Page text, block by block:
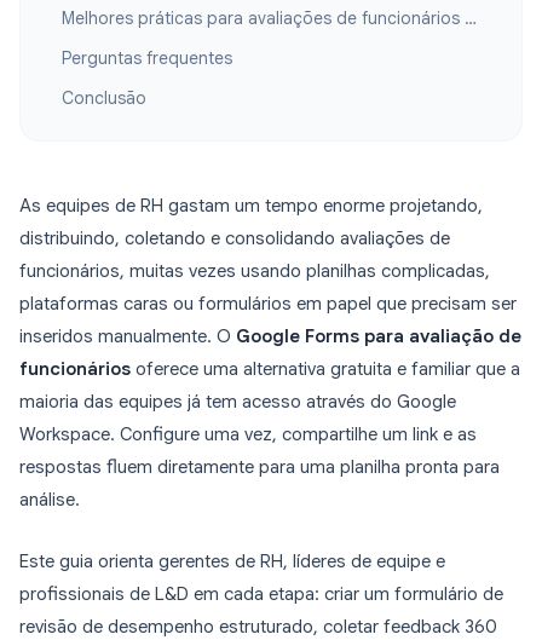
Melhores práticas para avaliações de funcionários no Google Forms
Perguntas frequentes
Conclusão
As equipes de RH gastam um tempo enorme projetando,
distribuindo, coletando e consolidando avaliações de
funcionários, muitas vezes usando planilhas complicadas,
plataformas caras ou formulários em papel que precisam ser
inseridos manualmente. O Google Forms para avaliação de
funcionários oferece uma alternativa gratuita e familiar que a
maioria das equipes já tem acesso através do Google
Workspace. Configure uma vez, compartilhe um link e as
respostas fluem diretamente para uma planilha pronta para
análise.
Este guia orienta gerentes de RH, líderes de equipe e
profissionais de L&D em cada etapa: criar um formulário de
revisão de desempenho estruturado, coletar feedback 360